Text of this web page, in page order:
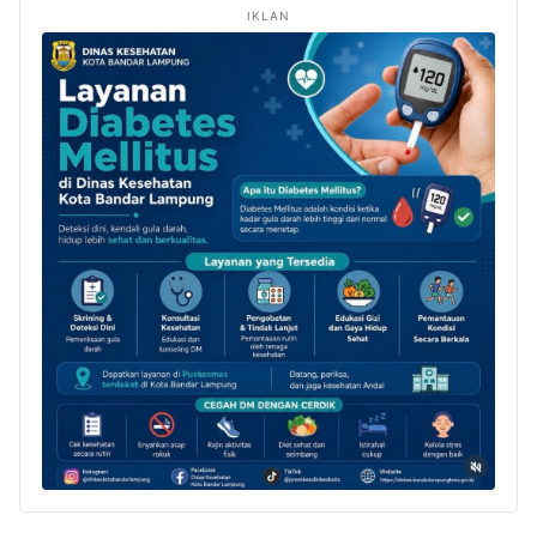
IKLAN